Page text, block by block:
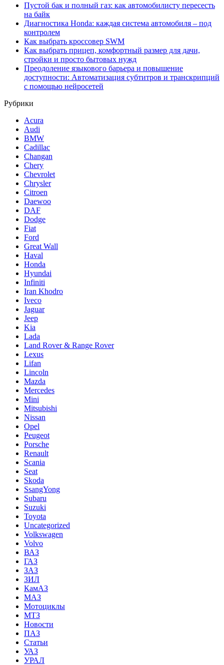
Пустой бак и полный газ: как автомобилисту пересесть
на байк
Диагностика Honda: каждая система автомобиля – под
контролем
Как выбрать кроссовер SWM
Как выбрать прицеп, комфортный размер для дачи,
стройки и просто бытовых нужд
Преодоление языкового барьера и повышение
доступности: Автоматизация субтитров и транскрипций
с помощью нейросетей
Рубрики
Acura
Audi
BMW
Cadillac
Changan
Chery
Chevrolet
Chrysler
Citroen
Daewoo
DAF
Dodge
Fiat
Ford
Great Wall
Haval
Honda
Hyundai
Infiniti
Iran Khodro
Iveco
Jaguar
Jeep
Kia
Lada
Land Rover & Range Rover
Lexus
Lifan
Lincoln
Mazda
Mercedes
Mini
Mitsubishi
Nissan
Opel
Peugeot
Porsche
Renault
Scania
Seat
Skoda
SsangYong
Subaru
Suzuki
Toyota
Uncategorized
Volkswagen
Volvo
ВАЗ
ГАЗ
ЗАЗ
ЗИЛ
КамАЗ
МАЗ
Мотоциклы
МТЗ
Новости
ПАЗ
Статьи
УАЗ
УРАЛ